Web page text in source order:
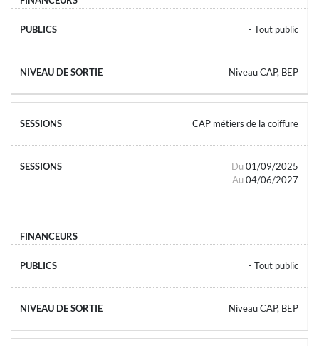
- Tout public
Niveau CAP, BEP
CAP métiers de la coiffure
Du 01/09/2025
Au 04/06/2027
- Tout public
Niveau CAP, BEP